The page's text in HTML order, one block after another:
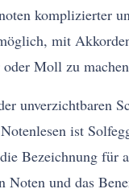
komplizierter
mit
Moll zu
unverzichtbaren
ist
Bezeichnung für
Noten und das